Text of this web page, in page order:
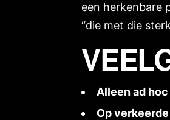
een herkenbare
“die met die
Alleen ad
Op